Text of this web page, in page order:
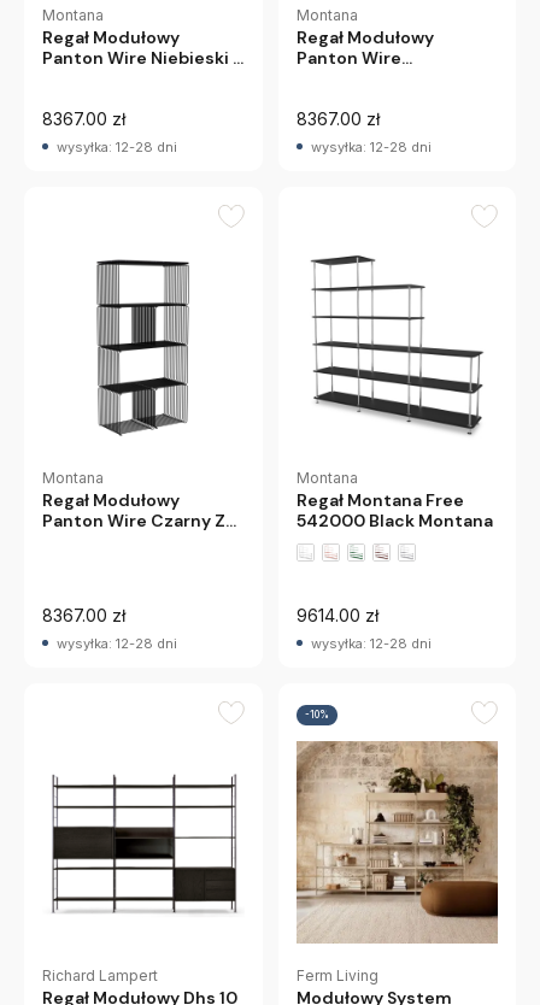
Montana
Regał Modułowy
Panton Wire Niebieski Z
8367.00 zł
wysyłka: 12-28 dni
Montana
Regał Modułowy
Panton Wire
Montana
8367.00 zł
wysyłka: 12-28 dni
Montana
Regał Modułowy
Panton Wire Czarny Z
8367.00 zł
wysyłka: 12-28 dni
Montana
Regał Montana Free
542000 Black Montana
9614.00 zł
wysyłka: 12-28 dni
Richard Lampert
Regał Modułowy Dhs 10
-10%
Ferm Living
Modułowy System